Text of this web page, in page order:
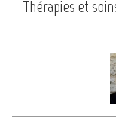
Thérapies et